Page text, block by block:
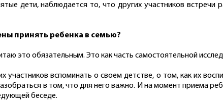
дети, наблюдается то, что других участников
принять ребенка в семью?
это обязательным. Это как часть самостоятельной
вспоминать о своем детстве, о том, как их
в том, что для него важно. И на момент приема
беседе.